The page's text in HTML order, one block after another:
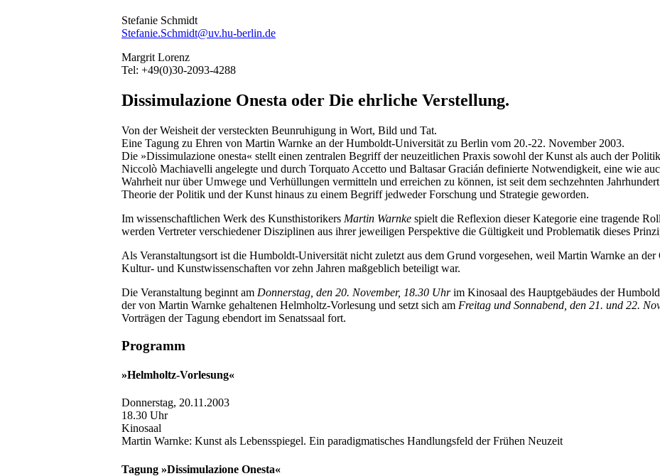
Stefanie Schmidt
Stefanie.Schmidt@uv.hu-berlin.de
Margrit Lorenz
Tel: +49(0)30-2093-4288
Dissimulazione Onesta oder Die ehrliche Verstellung.
Von der Weisheit der versteckten Beunruhigung in Wort, Bild und Tat.
Eine Tagung zu Ehren von Martin Warnke an der Humboldt-Universität zu Berlin vom 20.-22. November 2003.
Die »Dissimulazione onesta« stellt einen zentralen Begriff der neuzeitlichen Praxis sowohl der Kunst als auch der
Niccolò Machiavelli angelegte und durch Torquato Accetto und Baltasar Gracián definierte Notwendigkeit, eine wie
Wahrheit nur über Umwege und Verhüllungen vermitteln und erreichen zu können, ist seit dem sechzehnten
Theorie der Politik und der Kunst hinaus zu einem Begriff jedweder Forschung und Strategie geworden.
Im wissenschaftlichen Werk des Kunsthistorikers Martin Warnke spielt die Reflexion dieser Kategorie eine tragende
werden Vertreter verschiedener Disziplinen aus ihrer jeweiligen Perspektive die Gültigkeit und Problematik dieses
Als Veranstaltungsort ist die Humboldt-Universität nicht zuletzt aus dem Grund vorgesehen, weil Martin Warnke an der
Kultur- und Kunstwissenschaften vor zehn Jahren maßgeblich beteiligt war.
Die Veranstaltung beginnt am Donnerstag, den 20. November, 18.30 Uhrim Kinosaal des Hauptgebäudes der
der von Martin Warnke gehaltenen Helmholtz-Vorlesung und setzt sich am Freitag und Sonnabend, den 21. und 22.
Vorträgen der Tagung ebendort im Senatssaal fort.
Programm
»Helmholtz-Vorlesung«
Donnerstag, 20.11.2003
18.30 Uhr
Kinosaal
Martin Warnke: Kunst als Lebensspiegel. Ein paradigmatisches Handlungsfeld der Frühen Neuzeit
Tagung »Dissimulazione Onesta«